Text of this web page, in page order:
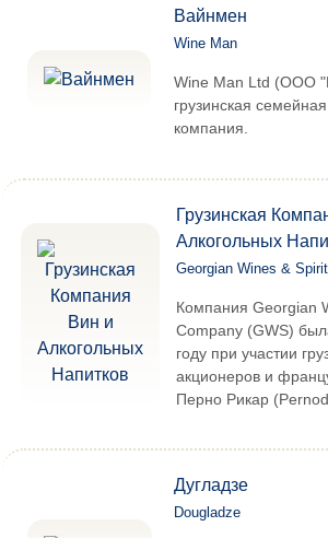
Вайнмен
Wine Man
Wine Man Ltd (ООО
грузинская
компания.
Грузинская
Алкогольных
Georgian Wines &
Компания Georgian
Company (GWS)
году при участии
акционеров и
Перно Рикар
Дугладзе
Dougladze